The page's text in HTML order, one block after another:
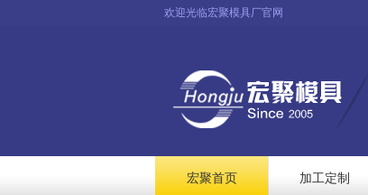
欢迎光临宏聚模具厂官网
宏聚首页 加工定制